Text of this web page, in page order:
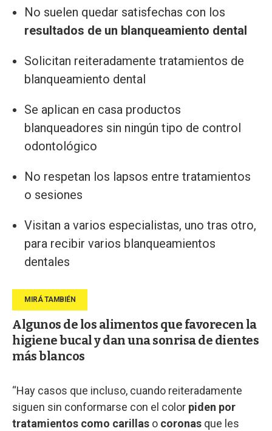
No suelen quedar satisfechas con los
resultados de un blanqueamiento dental
Solicitan reiteradamente tratamientos de
blanqueamiento dental
Se aplican en casa productos
blanqueadores sin ningún tipo de control
odontológico
No respetan los lapsos entre tratamientos
o sesiones
Visitan a varios especialistas, uno tras otro,
para recibir varios blanqueamientos
dentales
Algunos de los alimentos que favorecen la
higiene bucal y dan una sonrisa de dientes
más blancos
“Hay casos que incluso, cuando reiteradamente
siguen sin conformarse con el color piden por
tratamientos como carillas o coronas que les